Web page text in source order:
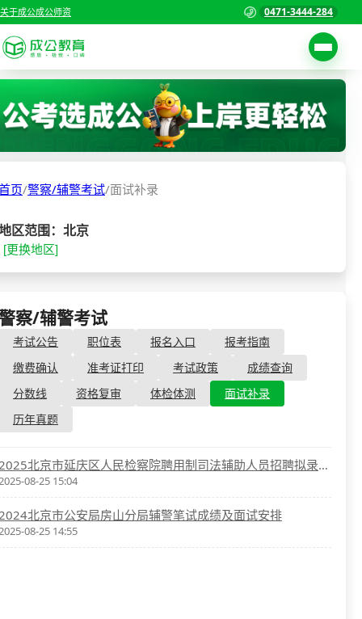
关于成公成公师资 0471-3444-284
考试公告
报考指南
缴费确认
准考证打印
成绩查询
分数线
资格复审
面试补录
历年真题
首页
国家公务员考试
各省公务员考试
教师资格/教师编制
国企/银行考试
页/警察/辅警考试/面试补录
区范围：北京
[更换地区]
察/辅警考试- 面试补录
考试公告 职位表 报名入口
报考指南
缴费确认
准考证打印 考试政策
成绩查询
分数线
资格复审 体检体测
面试补录
历年真题
2025北京市延庆区人民检察院聘用制司法辅助人员招聘拟录用人员名单公示
08-25 15:04
北京市公安局房山分局辅警笔试成绩及面试安排
08-25 14:55